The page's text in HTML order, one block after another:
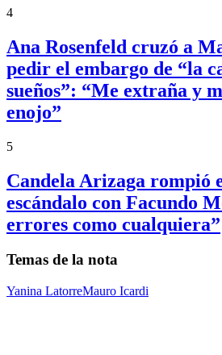
4
Ana Rosenfeld cruzó a
pedir el embargo de “la
sueños”: “Me extraña y
enojo”
5
Candela Arizaga rompió
escándalo con Facundo
errores como cualquiera”
Temas de la nota
Yanina LatorreMauro Icardi